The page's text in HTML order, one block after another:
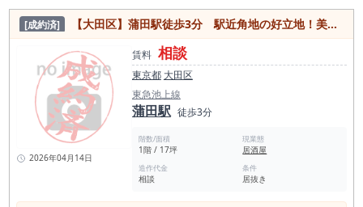
[成約済] 【大田区】蒲田駅徒歩3分 駅近角地の好立地！美容室居抜き物件
2026年04月14日
賃料 相談
東京都 大田区
東急池上線
蒲田駅 徒歩3分
階数/面積
1階 / 17坪
現業態
居酒屋
造作代金
相談
条件
居抜き